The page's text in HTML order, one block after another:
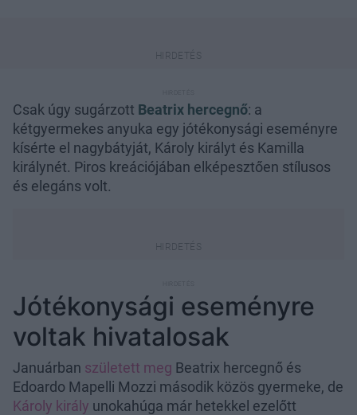
Csak úgy sugárzott Beatrix hercegnő: a
kétgyermekes anyuka egy jótékonysági eseményre
kísérte el nagybátyját, Károly királyt és Kamilla
királynét. Piros kreációjában elképesztően stílusos
és elegáns volt.
Jótékonysági eseményre
voltak hivatalosak
Januárban született meg Beatrix hercegnő és
Edoardo Mapelli Mozzi második közös gyermeke, de
Károly király unokahúga már hetekkel ezelőtt